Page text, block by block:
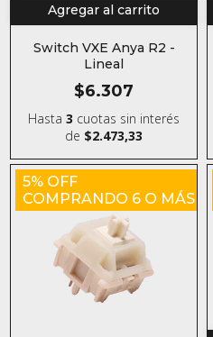
Agregar al carrito
Switch VXE Anya R2 -
Lineal
$6.307
Hasta3 cuotas sin interés
de $2.473,33
5% OFF
COMPRANDO 6 O MÁS